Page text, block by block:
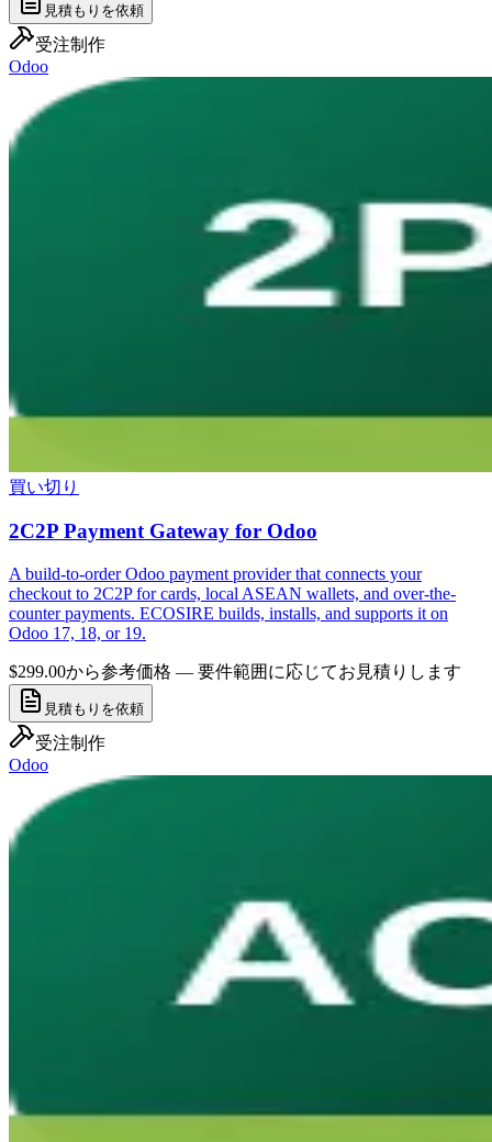
見積もりを依頼
受注制作
Odoo
買い切り
2C2P Payment Gateway for Odoo
A build-to-order Odoo payment provider that connects your
checkout to 2C2P for cards, local ASEAN wallets, and over-the-
counter payments. ECOSIRE builds, installs, and supports it on
Odoo 17, 18, or 19.
$299.00から参考価格 — 要件範囲に応じてお見積りします
見積もりを依頼
受注制作
Odoo